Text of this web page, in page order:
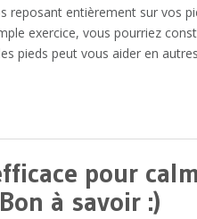
reposant entièrement sur vos
exercice, vous pourriez
pieds peut vous aider en
pour
à savoir :)